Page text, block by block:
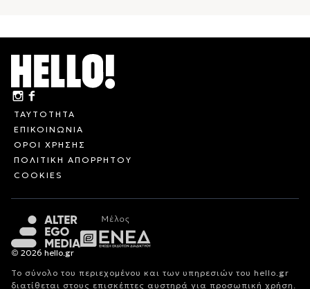
ΤΑΥΤΟΤΗΤΑ
ΕΠΙΚΟΙΝΩΝΙΑ
ΟΡΟΙ ΧΡΗΣΗΣ
ΠΟΛΙΤΙΚΗ ΑΠΟΡΡΗΤΟΥ
COOKIES
© 2026 hello.gr
Το σύνολο του περιεχομένου και των υπηρεσιών του hello.gr
διατίθεται στους επισκέπτες αυστηρά για προσωπική χρήση.